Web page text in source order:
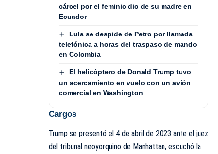
cárcel por el feminicidio de su madre en
Ecuador
Lula se despide de Petro por llamada
telefónica a horas del traspaso de mando
en Colombia
El helicóptero de Donald Trump tuvo
un acercamiento en vuelo con un avión
comercial en Washington
Cargos
Trump se presentó el 4 de abril de 2023 ante el juez
del tribunal neoyorquino de Manhattan, escuchó la